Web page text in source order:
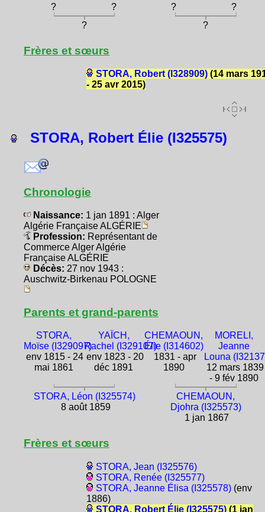
? ? ?
?
?
?
Frères et sœurs
STORA, Robert (I328909)(14 mars
- 25 avr 2015)
STORA, Robert Élie (I325575)
Chronologie
Naissance: 1 jan 1891 : Alger
Algérie Française ALGÉRIE
Profession: Représentant de
Commerce Alger Algérie
Française ALGÉRIE
Décès: 27 nov 1943 :
Auschwitz-Birkenau POLOGNE
Parents et grand-parents
STORA,
Moïse (I329097)
env 1815 - 24
mai 1861
YAÏCH,
Rachel (I329107)
env 1823 - 20
déc 1891
CHEMAOUN,
Élie (I314602)
1831 - apr
1890
MORELI,
Jeanne
Louna
12 mars 1839
- 9 fév 1890
STORA, Léon (I325574)
8 août 1859
CHEMAOUN,
Djohra (I325573)
1 jan 1867
Frères et sœurs
STORA, Jean (I325576)
STORA, Renée (I325577)
STORA, Jeanne Élisa (I325578)(env
1886)
STORA, Robert Élie (I325575)(1 jan